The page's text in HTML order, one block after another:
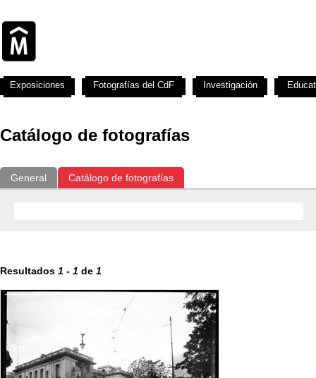
Catálogo de fotografías
General Catálogo de fotografías
Resultados 1 - 1 de 1
Exposiciones Fotografías del CdF Investigación